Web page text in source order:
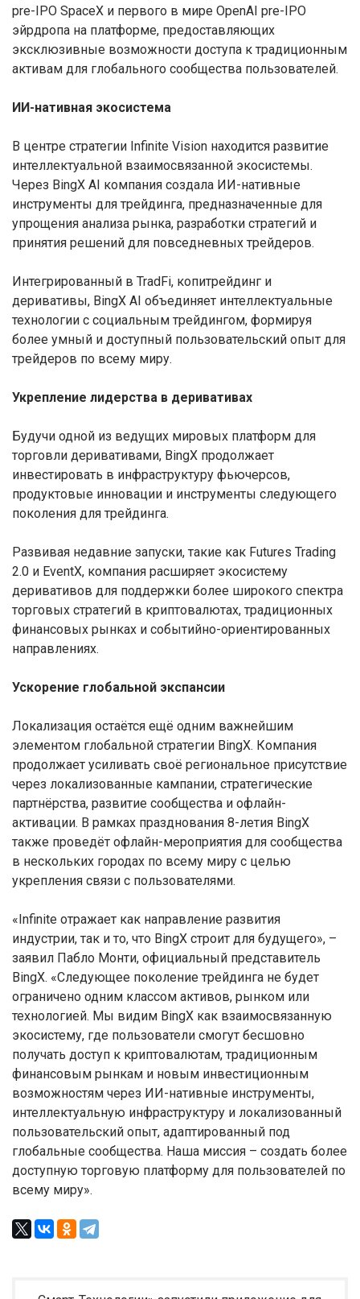
pre-IPO SpaceX и первого в мире OpenAI pre-IPO
эйрдропа на платформе, предоставляющих
эксклюзивные возможности доступа к традиционным
активам для глобального сообщества пользователей.
ИИ-нативная экосистема
В центре стратегии Infinite Vision находится развитие
интеллектуальной взаимосвязанной экосистемы.
Через BingX AI компания создала ИИ-нативные
инструменты для трейдинга, предназначенные для
упрощения анализа рынка, разработки стратегий и
принятия решений для повседневных трейдеров.
Интегрированный в TradFi, копитрейдинг и
деривативы, BingX AI объединяет интеллектуальные
технологии с социальным трейдингом, формируя
более умный и доступный пользовательский опыт для
трейдеров по всему миру.
Укрепление лидерства в деривативах
Будучи одной из ведущих мировых платформ для
торговли деривативами, BingX продолжает
инвестировать в инфраструктуру фьючерсов,
продуктовые инновации и инструменты следующего
поколения для трейдинга.
Развивая недавние запуски, такие как Futures Trading
2.0 и EventX, компания расширяет экосистему
деривативов для поддержки более широкого спектра
торговых стратегий в криптовалютах, традиционных
финансовых рынках и событийно-ориентированных
направлениях.
Ускорение глобальной экспансии
Локализация остаётся ещё одним важнейшим
элементом глобальной стратегии BingX. Компания
продолжает усиливать своё региональное присутствие
через локализованные кампании, стратегические
партнёрства, развитие сообщества и офлайн-
активации. В рамках празднования 8-летия BingX
также проведёт офлайн-мероприятия для сообщества
в нескольких городах по всему миру с целью
укрепления связи с пользователями.
«Infinite отражает как направление развития
индустрии, так и то, что BingX строит для будущего», –
заявил Пабло Монти, официальный представитель
BingX. «Следующее поколение трейдинга не будет
ограничено одним классом активов, рынком или
технологией. Мы видим BingX как взаимосвязанную
экосистему, где пользователи смогут бесшовно
получать доступ к криптовалютам, традиционным
финансовым рынкам и новым инвестиционным
возможностям через ИИ-нативные инструменты,
интеллектуальную инфраструктуру и локализованный
пользовательский опыт, адаптированный под
глобальные сообщества. Наша миссия – создать более
доступную торговую платформу для пользователей по
всему миру».